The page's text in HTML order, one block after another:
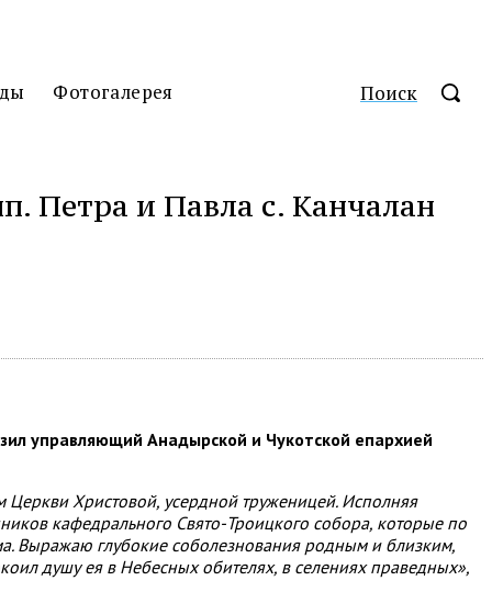
Фотогалерея Поиск
Петра и Павла с. Канчалан
управляющий Анадырской и Чукотской епархией
Христовой, усердной труженицей. Исполняя
кафедрального Свято-Троицкого собора, которые по
Выражаю глубокие соболезнования родным и близким,
душу ея в Небесных обителях, в селениях праведных»,